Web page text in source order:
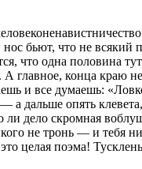
бьют, что не всякий
что одна половина
главное, конца краю
и все думаешь:
а дальше опять
ли дело скромная
не тронь — и тебя
целая поэма!